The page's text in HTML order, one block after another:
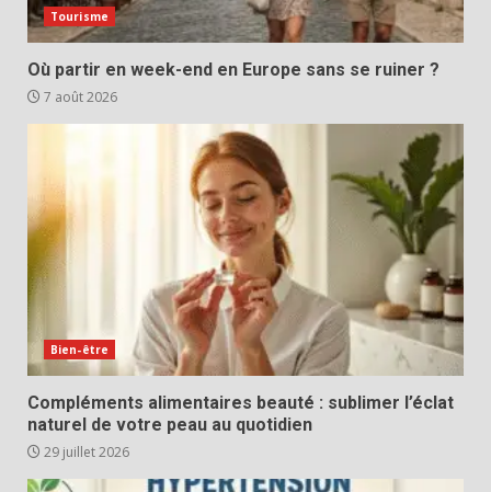
Tourisme
Où partir en week-end en Europe sans se ruiner ?
7 août 2026
Bien-être
Compléments alimentaires beauté : sublimer l’éclat
naturel de votre peau au quotidien
29 juillet 2026